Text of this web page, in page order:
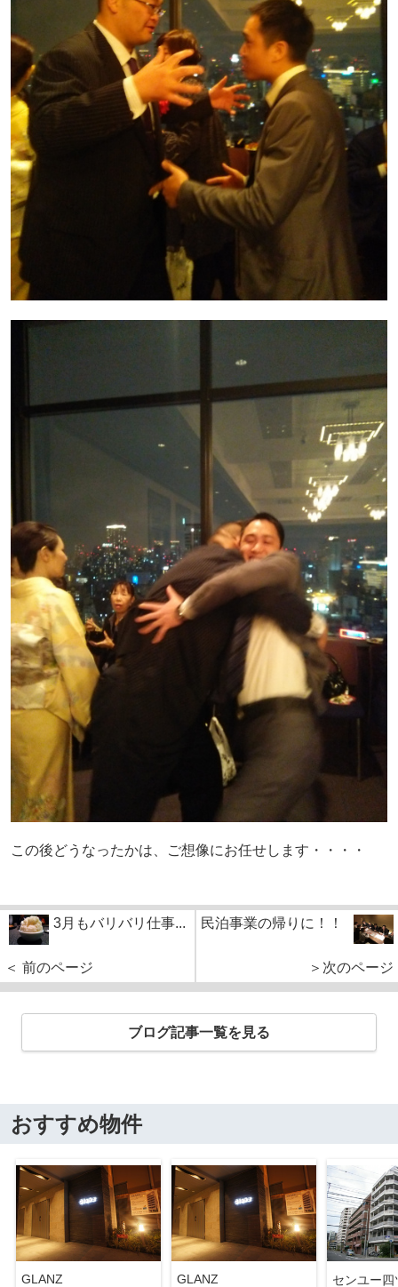
この後どうなったかは、ご想像にお任せします・・・・
3月もバリバリ仕事...
＜ 前のページ
民泊事業の帰りに！！
＞次のページ
ブログ記事一覧を見る
おすすめ物件
GLANZ
GLANZ
センユー四